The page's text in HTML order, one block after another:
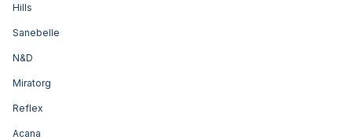
Hills
Sanebelle
N&D
Miratorg
Reflex
Acana